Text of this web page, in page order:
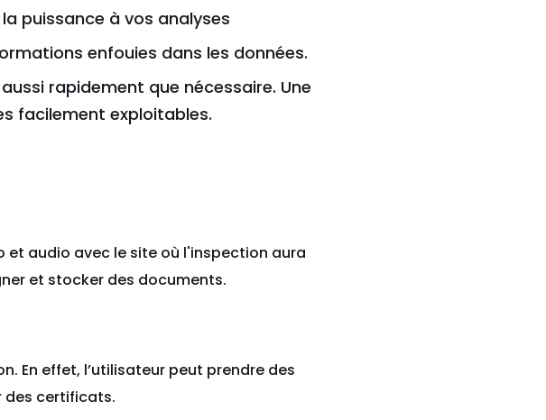
puissance à vos analyses
enfouies dans les données.
rapidement que nécessaire. Une
facilement exploitables.
et audio avec le site où l'inspection aura
et stocker des documents.
En effet, l’utilisateur peut prendre des
des certificats.